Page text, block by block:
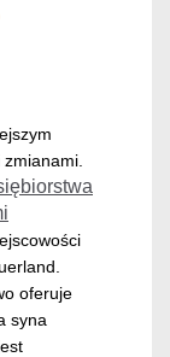
oferuje
syna